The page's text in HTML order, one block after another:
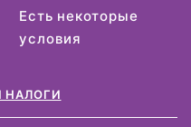
Есть некоторые
условия
НАЛОГИ